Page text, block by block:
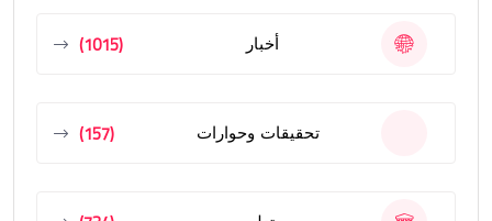
أخبار (1015)
تحقيقات وحوارات (157)